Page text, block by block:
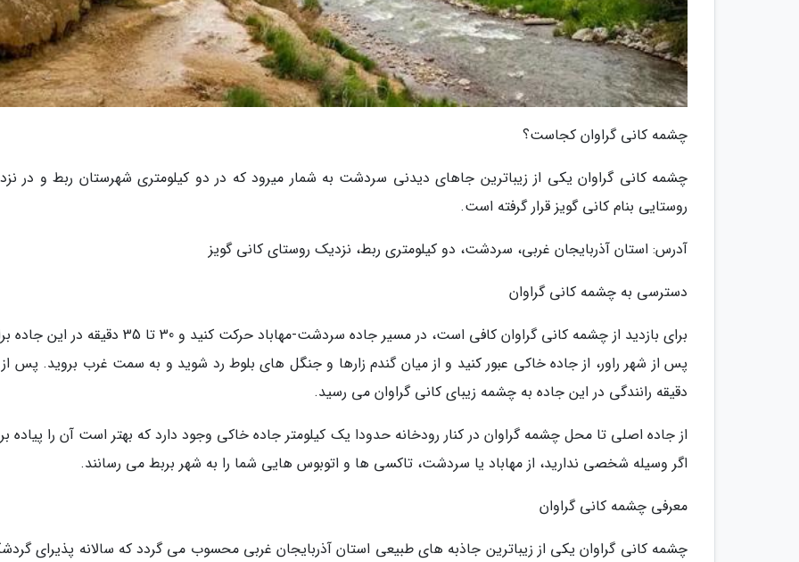
چشمه کانی گراوان کجاست؟
چشمه کانی گراوان یکی از زیباترین جاهای دیدنی سردشت به شمار میرود که در دو کیلومتری شهرستان ربط و در
روستایی بنام کانی گویز قرار گرفته است.
آدرس: استان آذربایجان غربی، سردشت، دو کیلومتری ربط، نزدیک روستای کانی گویز
دسترسی به چشمه کانی گراوان
برای بازدید از چشمه کانی گراوان کافی است، در مسیر جاده سردشت-مهاباد حرکت کنید و 30 تا 35
پس از شهر راور، از جاده خاکی عبور کنید و از میان گندم زارها و جنگل های بلوط رد شوید و به سمت غرب بروید. پس
دقیقه رانندگی در این جاده به چشمه زیبای کانی گراوان می رسید.
از جاده اصلی تا محل چشمه گراوان در کنار رودخانه حدودا یک کیلومتر جاده خاکی وجود دارد که بهتر است آن را پیاده
اگر وسیله شخصی ندارید، از مهاباد یا سردشت، تاکسی ها و اتوبوس هایی شما را به شهر بربط می رسانند.
معرفی چشمه کانی گراوان
چشمه کانی گراوان یکی از زیباترین جاذبه های طبیعی استان آذربایجان غربی محسوب می گردد که سالانه پذیرای